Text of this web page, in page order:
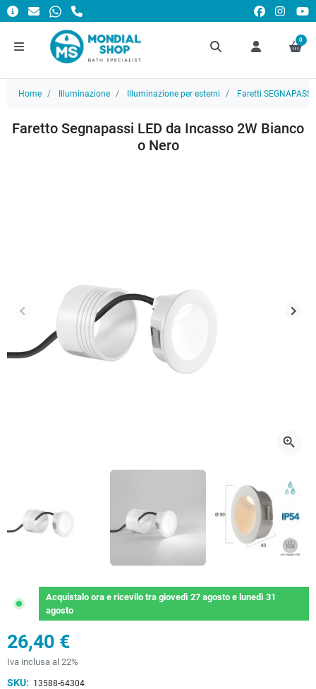
0
Home Illuminazione Illuminazione per esterni Faretti SEGNAPASSI
Faretto Segnapassi LED da Incasso 2W Bianco
o Nero
Precedente
keyboard_arrow_left keyboard_arrow_right
zoom_in
Acquistalo orae ricevilo tra giovedì 27 agostoe lunedì 31
agosto
26,40 €
Iva inclusa al 22%
SKU: 13588-64304